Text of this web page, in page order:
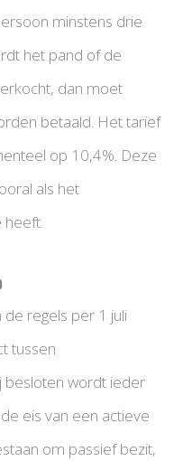
minstens drie
het pand of de
dan moet
betaald. Het tarief
op 10,4%. Deze
als het
regels per 1 juli
tussen
besloten wordt ieder
eis van een actieve
om passief bezit,